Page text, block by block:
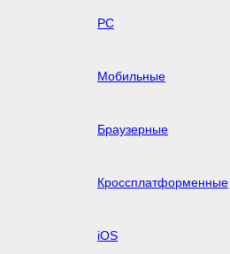
PC
Мобильные
Браузерные
Кроссплатформенные
iOS